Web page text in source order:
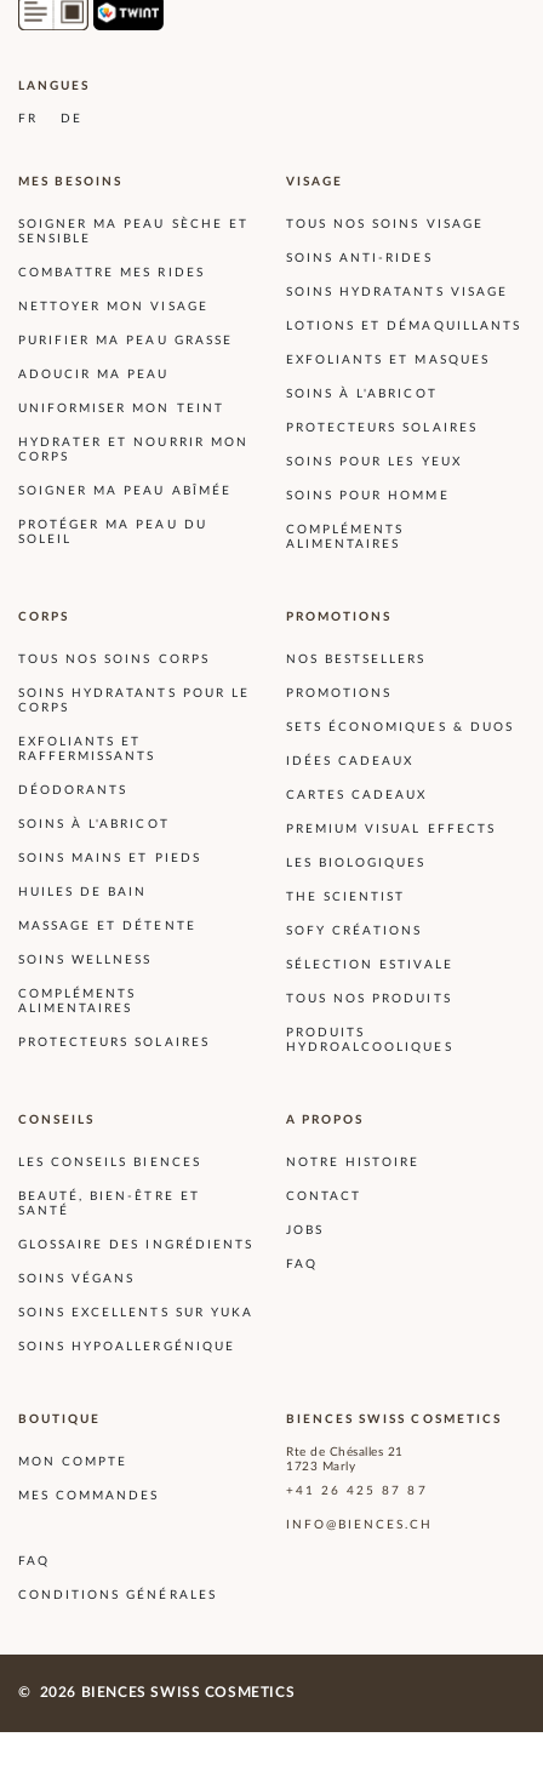
LANGUES
FR DE
MES BESOINS
SOIGNER MA PEAU SÈCHE ET
SENSIBLE
COMBATTRE MES RIDES
NETTOYER MON VISAGE
PURIFIER MA PEAU GRASSE
ADOUCIR MA PEAU
UNIFORMISER MON TEINT
HYDRATER ET NOURRIR MON
CORPS
SOIGNER MA PEAU ABÎMÉE
PROTÉGER MA PEAU DU
SOLEIL
VISAGE
TOUS NOS SOINS VISAGE
SOINS ANTI-RIDES
SOINS HYDRATANTS VISAGE
LOTIONS ET DÉMAQUILLANTS
EXFOLIANTS ET MASQUES
SOINS À L'ABRICOT
PROTECTEURS SOLAIRES
SOINS POUR LES YEUX
SOINS POUR HOMME
COMPLÉMENTS
ALIMENTAIRES
CORPS
TOUS NOS SOINS CORPS
SOINS HYDRATANTS POUR LE
CORPS
EXFOLIANTS ET
RAFFERMISSANTS
DÉODORANTS
SOINS À L'ABRICOT
SOINS MAINS ET PIEDS
HUILES DE BAIN
MASSAGE ET DÉTENTE
SOINS WELLNESS
COMPLÉMENTS
ALIMENTAIRES
PROTECTEURS SOLAIRES
PROMOTIONS
NOS BESTSELLERS
PROMOTIONS
SETS ÉCONOMIQUES & DUOS
IDÉES CADEAUX
CARTES CADEAUX
PREMIUM VISUAL EFFECTS
LES BIOLOGIQUES
THE SCIENTIST
SOFY CRÉATIONS
SÉLECTION ESTIVALE
TOUS NOS PRODUITS
PRODUITS
HYDROALCOOLIQUES
CONSEILS
LES CONSEILS BIENCES
BEAUTÉ, BIEN-ÊTRE ET
SANTÉ
GLOSSAIRE DES INGRÉDIENTS
SOINS VÉGANS
SOINS EXCELLENTS SUR YUKA
SOINS HYPOALLERGÉNIQUE
A PROPOS
NOTRE HISTOIRE
CONTACT
JOBS
FAQ
BOUTIQUE
MON COMPTE
MES COMMANDES
FAQ
CONDITIONS GÉNÉRALES
BIENCES SWISS COSMETICS
Rte de Chésalles 21
1723 Marly
+41 26 425 87 87
INFO@BIENCES.CH
© 2026 BIENCES SWISS COSMETICS